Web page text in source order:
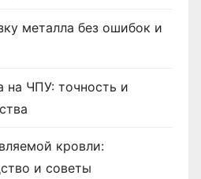
металла без ошибок и
на ЧПУ: точность и
кровли:
и советы